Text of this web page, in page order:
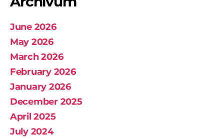
June 2026
May 2026
March 2026
February 2026
January 2026
December 2025
April 2025
July 2024